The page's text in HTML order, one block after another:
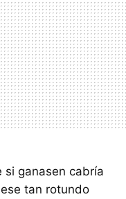
si ganasen cabría
tan rotundo